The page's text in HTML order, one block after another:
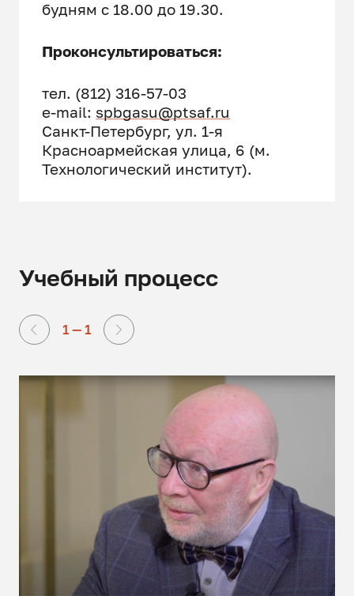
будням с 18.00 до 19.30.
Проконсультироваться:
тел. (812) 316-57-03
e-mail: spbgasu@ptsaf.ru
Санкт-Петербург, ул. 1-я
Красноармейская улица, 6 (м.
Технологический институт).
Учебный процесс
1 — 1